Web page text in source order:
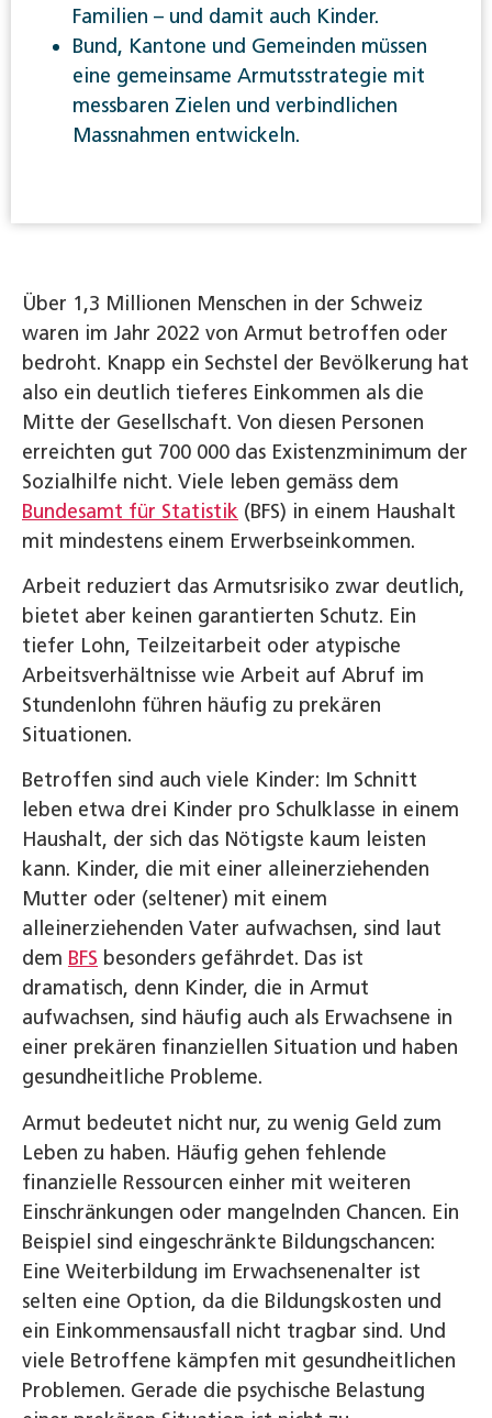
Familien – und damit auch Kinder.
Bund, Kantone und Gemeinden müssen
eine gemeinsame Armutsstrategie mit
messbaren Zielen und verbindlichen
Massnahmen entwickeln.
Über 1,3 Millionen Menschen in der Schweiz
waren im Jahr 2022 von Armut betroffen oder
bedroht. Knapp ein Sechstel der Bevölkerung hat
also ein deutlich tieferes Einkommen als die
Mitte der Gesellschaft. Von diesen Personen
erreichten gut 700 000 das Existenzminimum der
Sozialhilfe nicht. Viele leben gemäss dem
Bundesamt für Statistik (BFS) in einem Haushalt
mit mindestens einem Erwerbseinkommen.
Arbeit reduziert das Armutsrisiko zwar deutlich,
bietet aber keinen garantierten Schutz. Ein
tiefer Lohn, Teilzeitarbeit oder atypische
Arbeitsverhältnisse wie Arbeit auf Abruf im
Stundenlohn führen häufig zu prekären
Situationen.
Betroffen sind auch viele Kinder: Im Schnitt
leben etwa drei Kinder pro Schulklasse in einem
Haushalt, der sich das Nötigste kaum leisten
kann. Kinder, die mit einer alleinerziehenden
Mutter oder (seltener) mit einem
alleinerziehenden Vater aufwachsen, sind laut
dem BFS besonders gefährdet. Das ist
dramatisch, denn Kinder, die in Armut
aufwachsen, sind häufig auch als Erwachsene in
einer prekären finanziellen Situation und haben
gesundheitliche Probleme.
Armut bedeutet nicht nur, zu wenig Geld zum
Leben zu haben. Häufig gehen fehlende
finanzielle Ressourcen einher mit weiteren
Einschränkungen oder mangelnden Chancen. Ein
Beispiel sind eingeschränkte Bildungschancen:
Eine Weiterbildung im Erwachsenenalter ist
selten eine Option, da die Bildungskosten und
ein Einkommensausfall nicht tragbar sind. Und
viele Betroffene kämpfen mit gesundheitlichen
Problemen. Gerade die psychische Belastung